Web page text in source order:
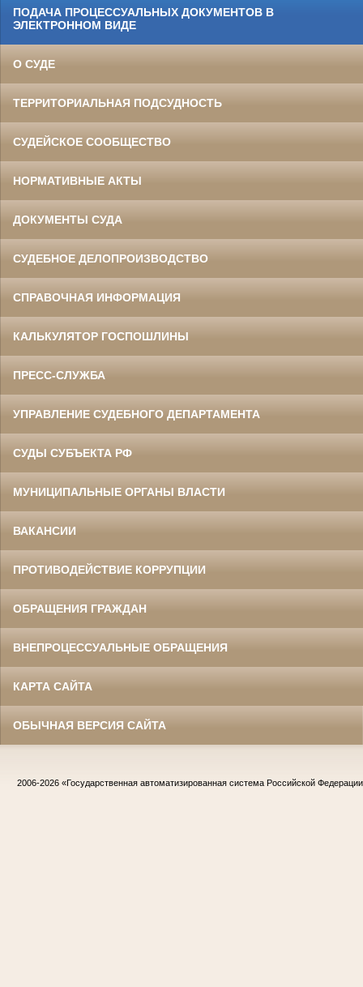
ПОДАЧА ПРОЦЕССУАЛЬНЫХ ДОКУМЕНТОВ В
ЭЛЕКТРОННОМ ВИДЕ
О СУДЕ
ТЕРРИТОРИАЛЬНАЯ ПОДСУДНОСТЬ
СУДЕЙСКОЕ СООБЩЕСТВО
НОРМАТИВНЫЕ АКТЫ
ДОКУМЕНТЫ СУДА
СУДЕБНОЕ ДЕЛОПРОИЗВОДСТВО
СПРАВОЧНАЯ ИНФОРМАЦИЯ
КАЛЬКУЛЯТОР ГОСПОШЛИНЫ
ПРЕСС-СЛУЖБА
УПРАВЛЕНИЕ СУДЕБНОГО ДЕПАРТАМЕНТА
СУДЫ СУБЪЕКТА РФ
МУНИЦИПАЛЬНЫЕ ОРГАНЫ ВЛАСТИ
ВАКАНСИИ
ПРОТИВОДЕЙСТВИЕ КОРРУПЦИИ
ОБРАЩЕНИЯ ГРАЖДАН
ВНЕПРОЦЕССУАЛЬНЫЕ ОБРАЩЕНИЯ
КАРТА САЙТА
ОБЫЧНАЯ ВЕРСИЯ САЙТА
2006-2026 «Государственная автоматизированная система Российской